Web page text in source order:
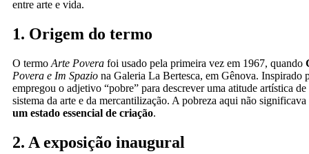
entre arte e vida.
1. Origem do termo
O termo Arte Povera foi usado pela primeira vez em 1967, quando
Povera e Im Spazio na Galeria La Bertesca, em Gênova. Inspirado
empregou o adjetivo “pobre” para descrever uma atitude artística de
sistema da arte e da mercantilização. A pobreza aqui não significava
um estado essencial de criação.
2. A exposição inaugural